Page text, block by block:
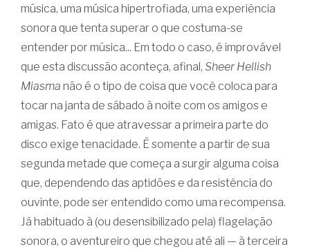
música, uma música hipertrofiada, uma experiência
sonora que tenta superar o que costuma-se
entender por música... Em todo o caso, é improvável
que esta discussão aconteça, afinal, Sheer Hellish
Miasma não é o tipo de coisa que você coloca para
tocar na janta de sábado à noite com os amigos e
amigas. Fato é que atravessar a primeira parte do
disco exige tenacidade. É somente a partir de sua
segunda metade que começa a surgir alguma coisa
que, dependendo das aptidões e da resistência do
ouvinte, pode ser entendido como uma recompensa.
Já habituado à (ou desensibilizado pela) flagelação
sonora, o aventureiro que chegou até ali — à terceira